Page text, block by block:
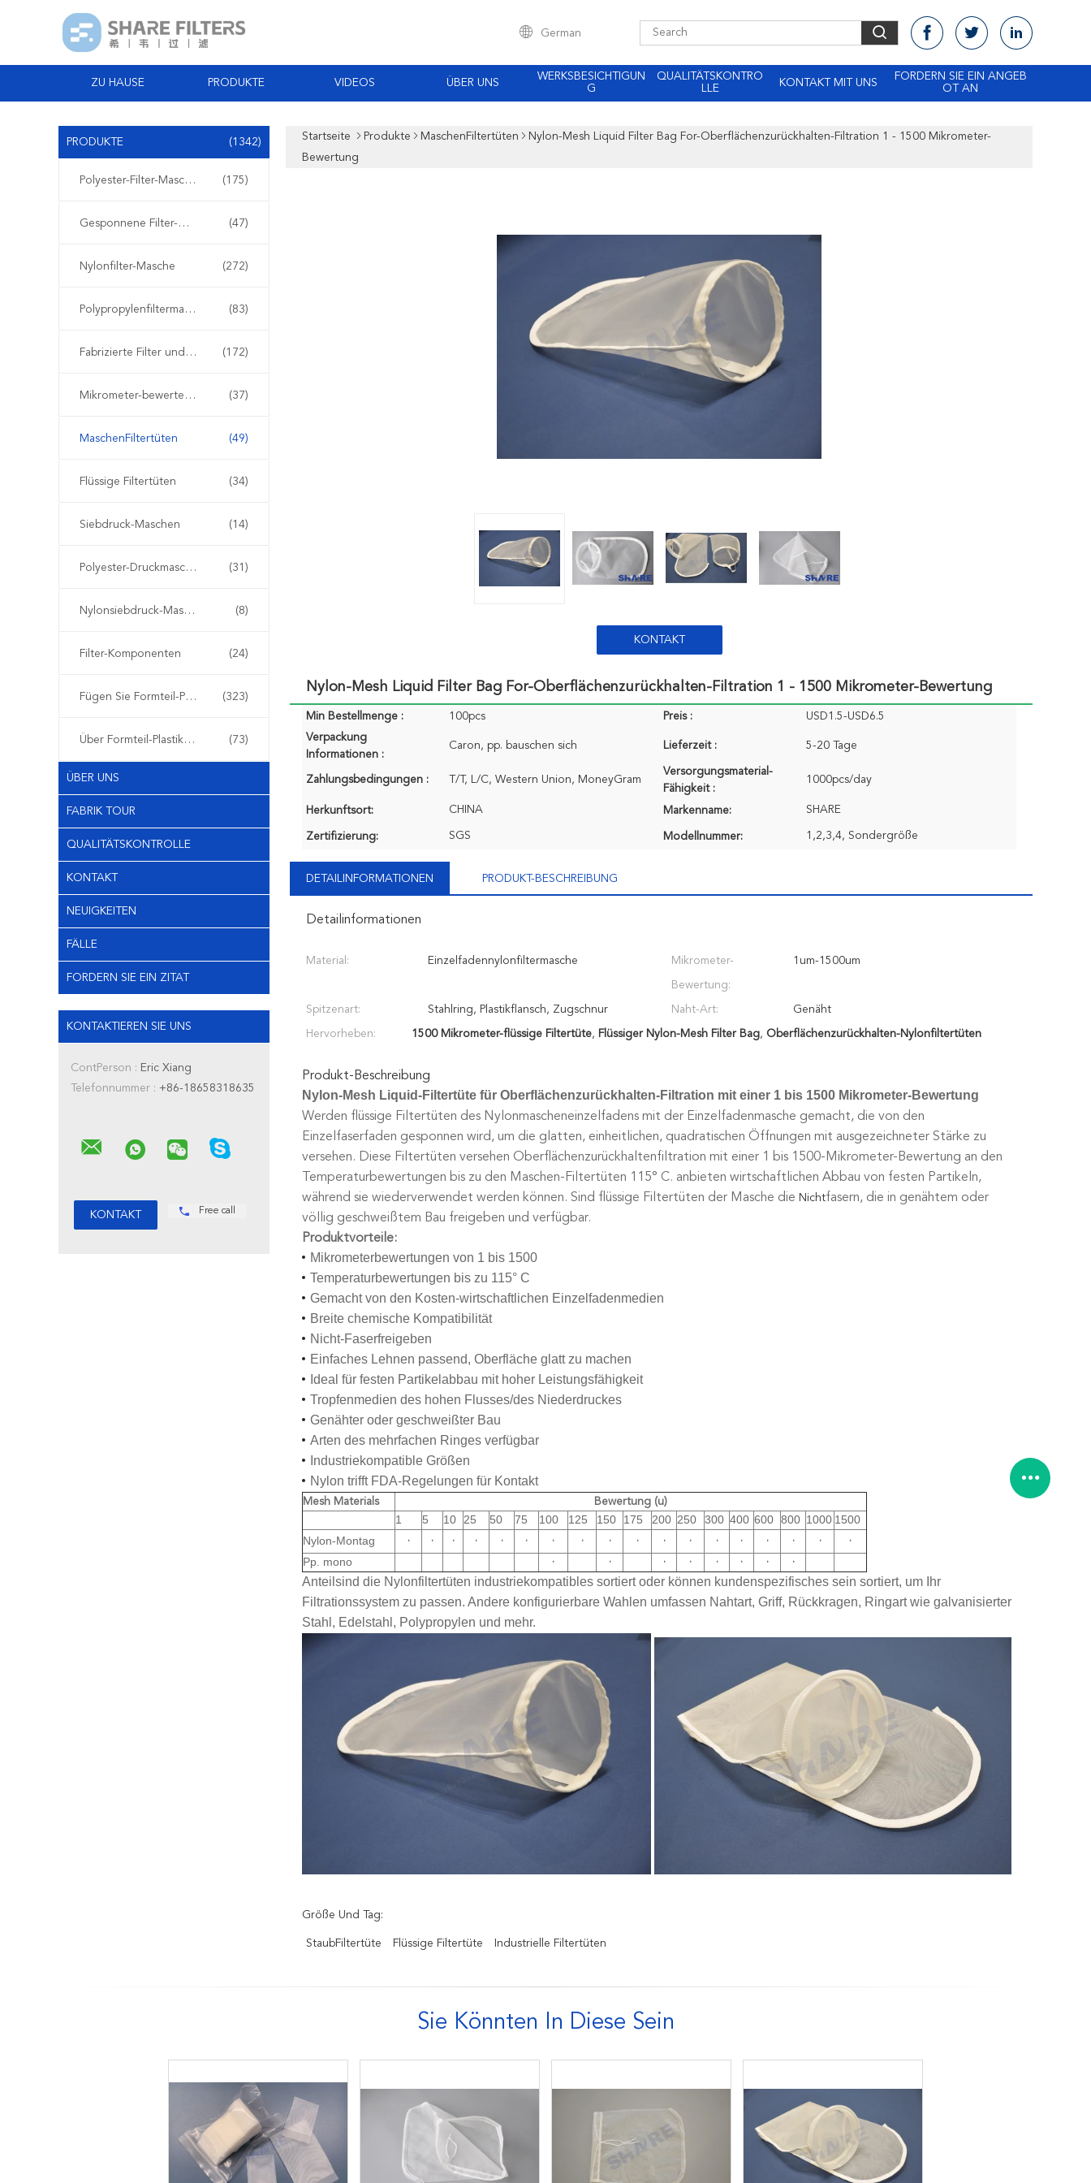
German
ZU HAUSE PRODUKTE VIDEOS ÜBER UNS
WERKSBESICHTIGUN
G
QUALITÄTSKONTRO
LLE
KONTAKT MIT UNS
FORDERN SIE EIN ANGEB
OT AN
PRODUKTE (1342)
Polyester-Filter-Masche (175)
Gesponnene Filter-Masche (47)
Nylonfilter-Masche (272)
Polypropylenfiltermasche (83)
Fabrizierte Filter und Schirme (172)
Mikrometer-bewertete Filtertüten (37)
MaschenFiltertüten (49)
Flüssige Filtertüten (34)
Siebdruck-Maschen (14)
Polyester-Druckmasche (31)
Nylonsiebdruck-Masche (8)
Filter-Komponenten (24)
Fügen Sie Formteil-Plastikfilter ein (323)
Über Formteil-Plastikfiltern (73)
ÜBER UNS
FABRIK TOUR
QUALITÄTSKONTROLLE
KONTAKT
NEUIGKEITEN
FÄLLE
FORDERN SIE EIN ZITAT
KONTAKTIEREN SIE UNS
ContPerson : Eric Xiang
Telefonnummer : +86-18658318635
Free call
Startseite Produkte MaschenFiltertüten
Nylon-Mesh Liquid Filter Bag For-Oberflächenzurückhalten-Filtration 1 - 1500 Mikrometer-
Bewertung
KONTAKT
Nylon-Mesh Liquid Filter Bag For-Oberflächenzurückhalten-Filtration 1 - 1500 Mikrometer-Bewertung
Min Bestellmenge : 100pcs Preis :
USD1.5-USD6.5
Verpackung
Informationen :
Caron, pp. bauschen sich Lieferzeit : 5-20 Tage
Zahlungsbedingungen : T/T, L/C, Western Union, MoneyGram
Versorgungsmaterial-
Fähigkeit :
1000pcs/day
Herkunftsort: CHINA Markenname: SHARE
Zertifizierung: SGS Modellnummer: 1,2,3,4, Sondergröße
DETAILINFORMATIONEN PRODUKT-BESCHREIBUNG
Detailinformationen
Material: Einzelfadennylonfiltermasche Mikrometer-
Bewertung:
1um-1500um
Spitzenart: Stahlring, Plastikflansch, Zugschnur Naht-Art: Genäht
Hervorheben: 1500 Mikrometer-flüssige Filtertüte, Flüssiger Nylon-Mesh Filter Bag, Oberflächenzurückhalten-Nylonfiltertüten
Produkt-Beschreibung
Nylon-Mesh Liquid-Filtertüte für Oberflächenzurückhalten-Filtration mit einer 1 bis 1500 Mikrometer-Bewertung
Werden flüssige Filtertüten des Nylonmascheneinzelfadens mit der Einzelfadenmasche gemacht, die von den
Einzelfaserfaden gesponnen wird, um die glatten, einheitlichen, quadratischen Öffnungen mit ausgezeichneter Stärke zu
versehen. Diese Filtertüten versehen Oberflächenzurückhaltenfiltration mit einer 1 bis 1500-Mikrometer-Bewertung an den
Temperaturbewertungen bis zu den Maschen-Filtertüten 115° C. anbieten wirtschaftlichen Abbau von festen Partikeln,
während sie wiederverwendet werden können. Sind flüssige Filtertüten der Masche die Nichtfasern, die in genähtem oder
völlig geschweißtem Bau freigeben und verfügbar.
Produktvorteile:
Mikrometerbewertungen von 1 bis 1500
Temperaturbewertungen bis zu 115° C
Gemacht von den Kosten-wirtschaftlichen Einzelfadenmedien
Breite chemische Kompatibilität
Nicht-Faserfreigeben
Einfaches Lehnen passend, Oberfläche glatt zu machen
Ideal für festen Partikelabbau mit hoher Leistungsfähigkeit
Tropfenmedien des hohen Flusses/des Niederdruckes
Genähter oder geschweißter Bau
Arten des mehrfachen Ringes verfügbar
Industriekompatible Größen
Nylon trifft FDA-Regelungen für Kontakt
Mesh Materials Bewertung (u)
1 5 10 25 50 75 100 125 150 175 200 250 300 400 600 800 1000 1500
Nylon-Montag
· · · · · · · · · · · · · · · · · ·
Pp. mono · · · · · · · ·
Anteilsind die Nylonfiltertüten industriekompatibles sortiert oder können kundenspezifisches sein sortiert, um Ihr
Filtrationssystem zu passen. Andere konfigurierbare Wahlen umfassen Nahtart, Griff, Rückkragen, Ringart wie galvanisierter
Stahl, Edelstahl, Polypropylen und mehr.
Größe Und Tag:
StaubFiltertüte Flüssige Filtertüte Industrielle Filtertüten
Sie Könnten In Diese Sein